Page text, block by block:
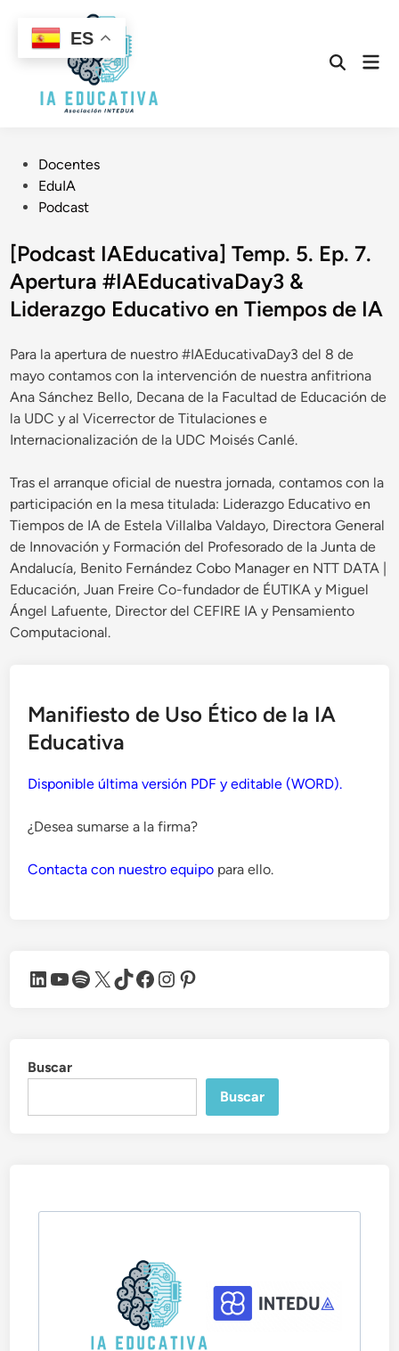
contenido
Abrir
Publicado
en
Docentes
EduIA
Podcast
[Podcast IAEducativa] Temp. 5. Ep. 7.
Apertura #IAEducativaDay3 &
Liderazgo Educativo en Tiempos de IA
Para la apertura de nuestro #IAEducativaDay3 del 8 de
mayo contamos con la intervención de nuestra anfitriona
Ana Sánchez Bello, Decana de la Facultad de Educación de
la UDC y al Vicerrector de Titulaciones e
Internacionalización de la UDC Moisés Canlé.
Tras el arranque oficial de nuestra jornada, contamos con la
participación en la mesa titulada: Liderazgo Educativo en
Tiempos de IA de Estela Villalba Valdayo, Directora General
de Innovación y Formación del Profesorado de la Junta de
Andalucía, Benito Fernández Cobo Manager en NTT DATA |
Educación, Juan Freire Co-fundador de ÉUTIKA y Miguel
Ángel Lafuente, Director del CEFIRE IA y Pensamiento
Computacional.
Manifiesto de Uso Ético de la IA
Educativa
Disponible última versión PDF y editable (WORD).
¿Desea sumarse a la firma?
Contacta con nuestro equipo para ello.
LinkedIn
YouTube
Spotify
X TikTok
Facebook
Instagram
Pinterest
Buscar
Buscar
ES